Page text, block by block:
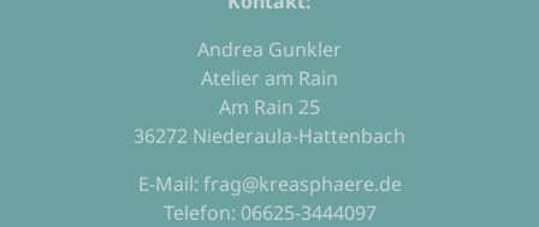
Andrea Gunkler
Atelier am Rain
Am Rain 25
36272 Niederaula-Hattenbach
E-Mail: frag@kreasphaere.de
Telefon: 06625-3444097